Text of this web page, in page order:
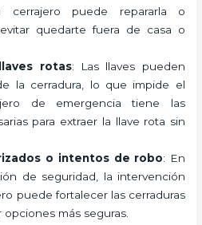
puede repararla o
quedarte fuera de casa o
rotas: Las llaves pueden
la cerradura, lo que impide el
de emergencia tiene las
para extraer la llave rota sin
o intentos de robo: En
de seguridad, la intervención
puede fortalecer las cerraduras
más seguras.